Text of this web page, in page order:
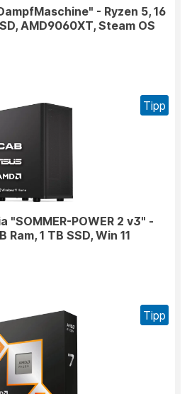
- Ryzen 5, 16
AMD9060XT, Steam OS
Tipp
"SOMMER-POWER 2 v3" -
Ram, 1 TB SSD, Win 11
Tipp